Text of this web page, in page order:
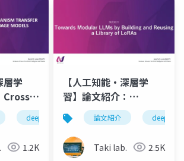
層学
Cross-
deeplearning 深層学習
1.2K
【人工知能・深層学
習】論文紹介：
Towards Modular
LLMs by Building and
Reusing a Library of
LoRAs
論文紹介
Taki lab. 2.5K